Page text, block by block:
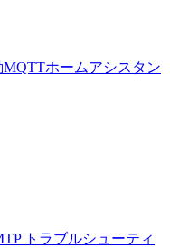
MQTTホームアシスタン
トラブルシューティ